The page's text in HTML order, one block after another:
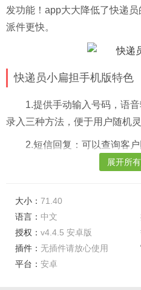
发功能！app大大降低了快递
派件更快。
快递员小扁担手机版特色
1.提供手动输入号码，语
录入三种方法，便于用户随机
2.短信回复：可以查询客
3.便宜：行业低价格，降
5.106专属短信通知通道，
名，操作便捷，满足不同客户
功能亮点
展开所
大小： 71.40
语言： 中文
授权： v4.4.5 安卓版
插件： 无插件请放心使用
平台： 安卓